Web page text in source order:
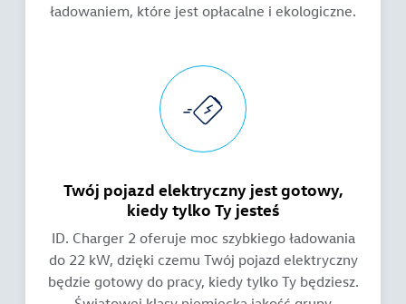
ładowaniem, które jest opłacalne i ekologiczne.
Twój pojazd elektryczny jest gotowy,
kiedy tylko Ty jesteś
ID. Charger 2 oferuje moc szybkiego ładowania
do 22 kW, dzięki czemu Twój pojazd elektryczny
będzie gotowy do pracy, kiedy tylko Ty będziesz.